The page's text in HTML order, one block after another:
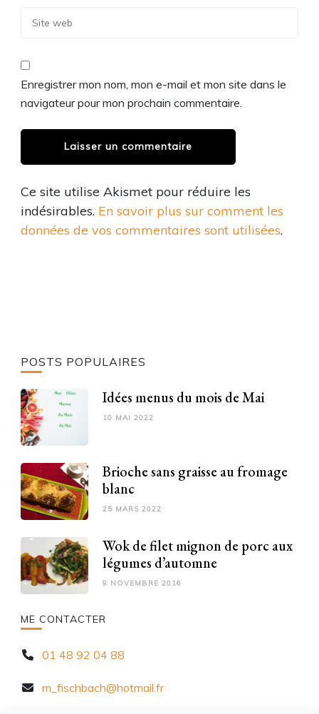
Enregistrer mon nom, mon e-mail et mon site dans le
navigateur pour mon prochain commentaire.
Ce site utilise Akismet pour réduire les
indésirables. En savoir plus sur comment les
données de vos commentaires sont utilisées.
POSTS POPULAIRES
Idées menus du mois de Mai
10 MAI 2022
Brioche sans graisse au fromage
blanc
25 MARS 2022
Wok de filet mignon de porc aux
légumes d’automne
9 NOVEMBRE 2016
ME CONTACTER
01 48 92 04 88
m_fischbach@hotmail.fr